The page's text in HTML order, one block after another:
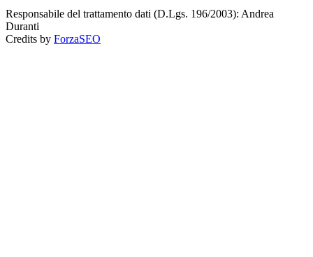
Responsabile del trattamento dati (D.Lgs. 196/2003): Andrea
Duranti
Credits by ForzaSEO